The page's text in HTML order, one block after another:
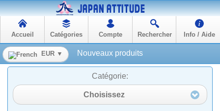
Accueil Catégories Compte Rechercher Info / Aide
EUR ▼ Nouveaux produits
Catégorie:
Choisissez